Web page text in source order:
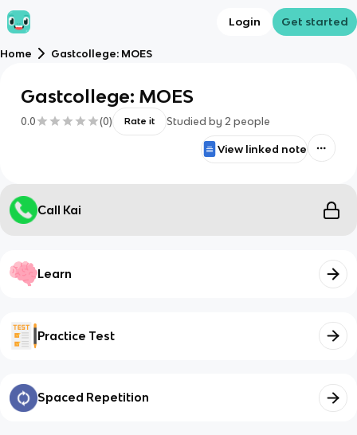
Login Get started
Home Gastcollege: MOES
Gastcollege: MOES
0.0 (0) Rate it Studied by 2 people
View linked note
Call Kai
Learn
Practice Test
Spaced Repetition